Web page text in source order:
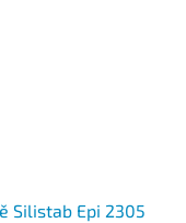
Silistab Epi 2305